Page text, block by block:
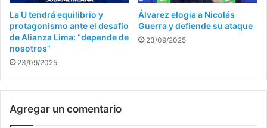
La U tendrá equilibrio y
protagonismo ante el desafío
de Alianza Lima: “depende de
nosotros”
23/09/2025
Álvarez elogia a Nicolás
Guerra y defiende su ataque
23/09/2025
Agregar un comentario